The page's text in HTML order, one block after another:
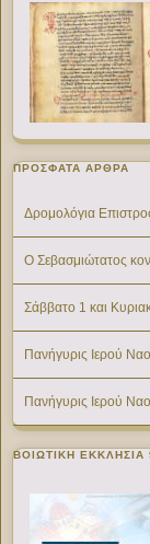
ΠΡΌΣΦΑΤΑ ΆΡΘΡΑ
Δρομολόγια
Ο Σεβασμιώτατος
Σάββατο 1 και
Πανήγυρις Ιερού
Πανήγυρις Ιερού
ΒΟΙΩΤΙΚΉ ΕΚΚΛΗΣΊΑ